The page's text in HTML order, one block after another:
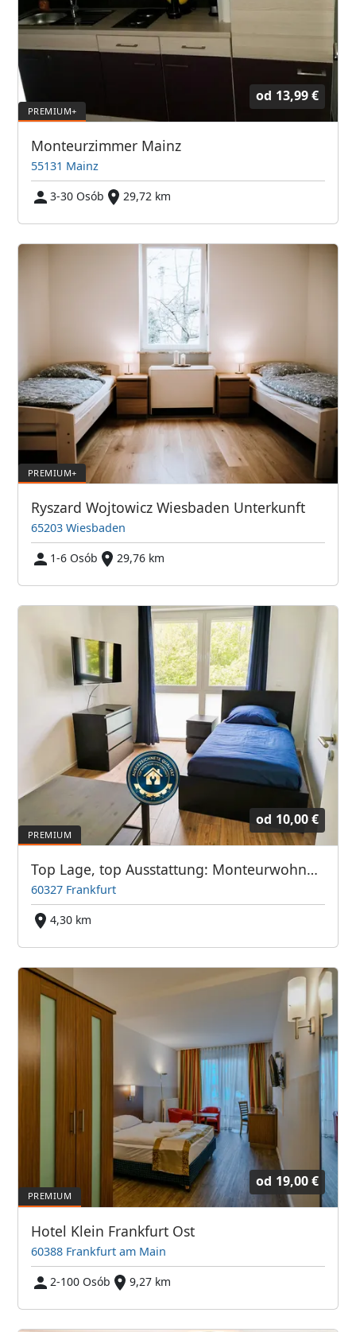
od 13,99 €
Monteurzimmer Mainz
55131 Mainz
3-30 Osób
29,72 km
Ryszard Wojtowicz Wiesbaden Unterkunft
65203 Wiesbaden
1-6 Osób
29,76 km
od 10,00 €
Top Lage, top Ausstattung: Monteurwohnung Frankfurter Bett GmbH
60327 Frankfurt
4,30 km
od 19,00 €
Hotel Klein Frankfurt Ost
60388 Frankfurt am Main
2-100 Osób
9,27 km